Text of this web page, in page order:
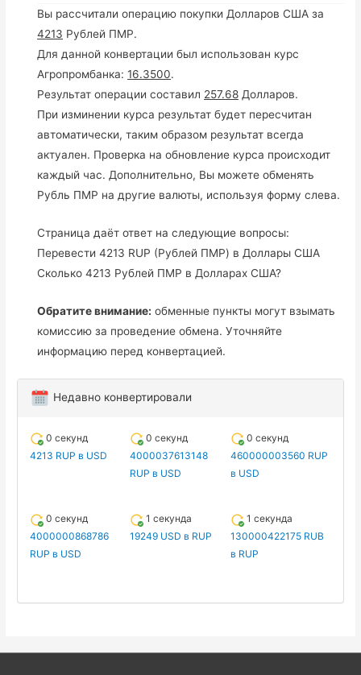
Вы рассчитали операцию покупки Долларов США за
4213 Рублей ПМР.
Для данной конвертации был использован курс
Агропромбанка:16.3500.
Результат операции составил 257.68 Долларов.
При изминении курса результат будет пересчитан
автоматически, таким образом результат всегда
актуален. Проверка на обновление курса происходит
каждый час. Дополнительно, Вы можете обменять
Рубль ПМР на другие валюты, используя форму слева.
Страница даёт ответ на следующие вопросы:
Перевести 4213 RUP (Рублей ПМР) в Доллары США
Сколько 4213 Рублей ПМР в Долларах США?
Обратите внимание: обменные пункты могут взымать
комиссию за проведение обмена. Уточняйте
информацию перед конвертацией.
Недавно конвертировали
0 секунд
4213 RUP в USD
0 секунд
4000037613148
RUP в USD
0 секунд
460000003560 RUP
в USD
0 секунд
4000000868786
RUP в USD
1 секунда
19249 USD в RUP
1 секунда
130000422175 RUB
в RUP